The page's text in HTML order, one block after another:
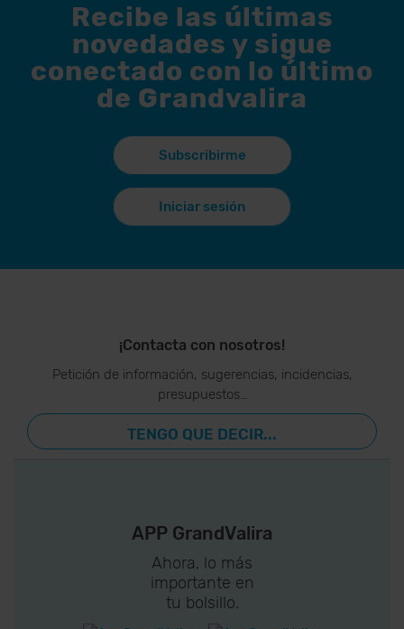
Recibe las últimas
novedades y sigue
conectado con lo último
de Grandvalira
Subscribirme
Iniciar sesión
¡Contacta con nosotros!
Petición de información, sugerencias, incidencias,
presupuestos…
TENGO QUE DECIR...
APP GrandValira
Ahora, lo más
importante en
tu bolsillo.